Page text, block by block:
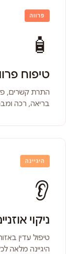
פרווה
🧴
טיפוח
התרת קשרים,
בריאה, רכה
היגיינה
👂
ניקוי
טיפול עדין
היגיינה מלאה